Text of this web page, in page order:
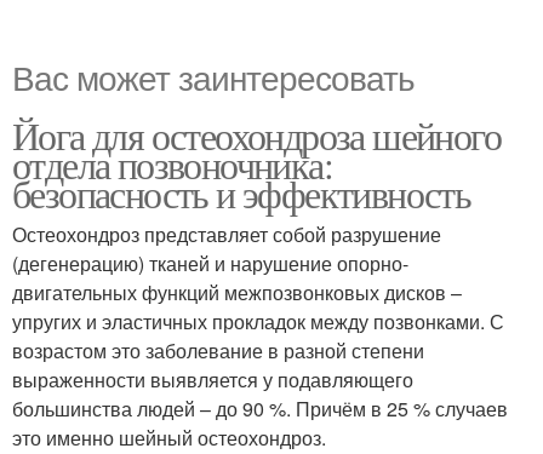
Вас может заинтересовать
Йога для остеохондроза шейного
отдела позвоночника:
безопасность и эффективность
Остеохондроз представляет собой разрушение
(дегенерацию) тканей и нарушение опорно-
двигательных функций межпозвонковых дисков –
упругих и эластичных прокладок между позвонками. С
возрастом это заболевание в разной степени
выраженности выявляется у подавляющего
большинства людей – до 90 %. Причём в 25 % случаев
это именно шейный остеохондроз.